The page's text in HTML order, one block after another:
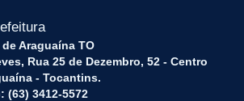
Araguaína TO
Rua 25 de Dezembro, 52 - Centro
- Tocantins.
(63) 3412-5572